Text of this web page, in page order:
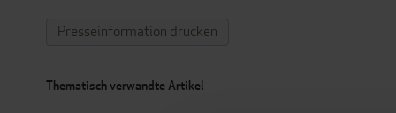
Presseinformation drucken
Thematisch verwandte Artikel